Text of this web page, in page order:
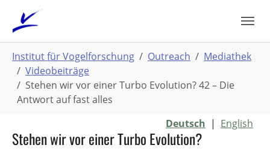
Hauptinhalt
springen
sind
hier:
Institut für Vogelforschung Outreach
Mediathek
Videobeiträge
Stehen wir vor einer Turbo Evolution? 42 – Die
Antwort auf fast alles
Deutsch | English
Stehen wir vor einer Turbo Evolution?